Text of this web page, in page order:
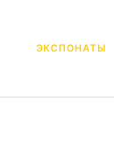
ЭКСПОНАТЫ